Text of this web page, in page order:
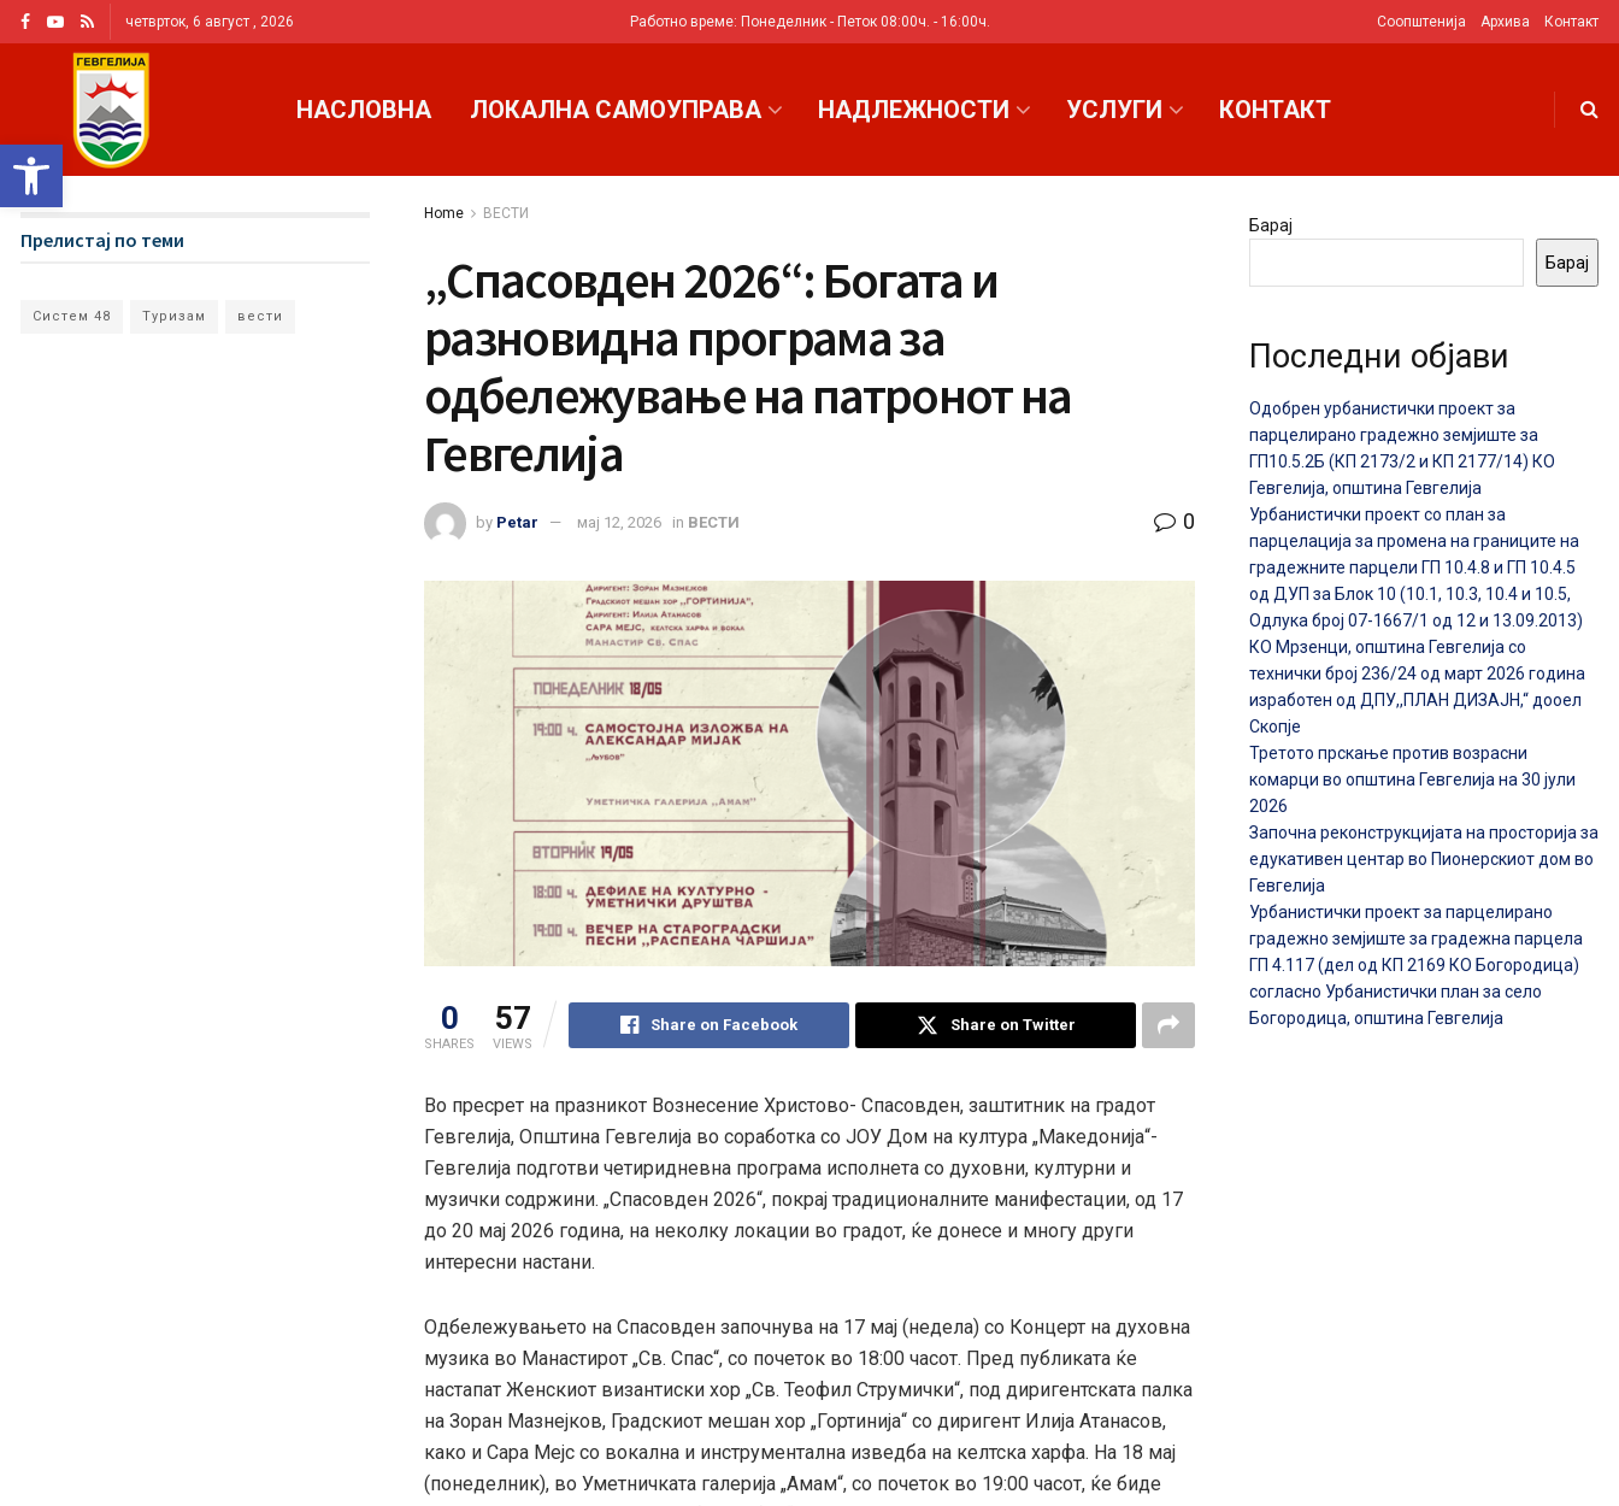
Open toolbar
четврток, 6 август , 2026 Работно време: Понеделник - Петок 08:00ч. - 16:00ч. Соопштенија Архива Контакт
НАСЛОВНА ЛОКАЛНА САМОУПРАВА НАДЛЕЖНОСТИ УСЛУГИ КОНТАКТ
Home ВЕСТИ
„Спасовден 2026“: Богата и
разновидна програма за
одбележување на патронот на
Гевгелија
by Petar мај 12, 2026 in ВЕСТИ 0
0
SHARES
57
VIEWS
Share on Facebook Share on Twitter
Во пресрет на празникот Вознесение Христово- Спасовден, заштитник на градот
Гевгелија, Општина Гевгелија во соработка со ЈОУ Дом на култура „Македонија“-
Гевгелија подготви четиридневна програма исполнета со духовни, културни и
музички содржини. „Спасовден 2026“, покрај традиционалните манифестации, од 17
до 20 мај 2026 година, на неколку локации во градот, ќе донесе и многу други
интересни настани.
Одбележувањето на Спасовден започнува на 17 мај (недела) со Концерт на духовна
музика во Манастирот „Св. Спас“, со почеток во 18:00 часот. Пред публиката ќе
настапат Женскиот византиски хор „Св. Теофил Струмички“, под диригентската палка
на Зоран Мазнејков, Градскиот мешан хор „Гортинија“ со диригент Илија Атанасов,
како и Сара Мејс со вокална и инструментална изведба на келтска харфа. На 18 мај
(понеделник), во Уметничката галерија „Амам“, со почеток во 19:00 часот, ќе биде
Прелистај по теми
Систем 48 Туризам вести
Барај
Барај
Последни објави
Одобрен урбанистички проект за
парцелирано градежно земјиште за
ГП10.5.2Б (КП 2173/2 и КП 2177/14) КО
Гевгелија, општина Гевгелија
Урбанистички проект со план за
парцелација за промена на границите на
градежните парцели ГП 10.4.8 и ГП 10.4.5
од ДУП за Блок 10 (10.1, 10.3, 10.4 и 10.5,
Одлука број 07-1667/1 од 12 и 13.09.2013)
КО Мрзенци, општина Гевгелија со
технички број 236/24 од март 2026 година
изработен од ДПУ,,ПЛАН ДИЗАЈН,“ дооел
Скопје
Третото прскање против возрасни
комарци во општина Гевгелија на 30 јули
2026
Започна реконструкцијата на просторија за
едукативен центар во Пионерскиот дом во
Гевгелија
Урбанистички проект за парцелирано
градежно земјиште за градежна парцела
ГП 4.117 (дел од КП 2169 КО Богородица)
согласно Урбанистички план за село
Богородица, општина Гевгелија